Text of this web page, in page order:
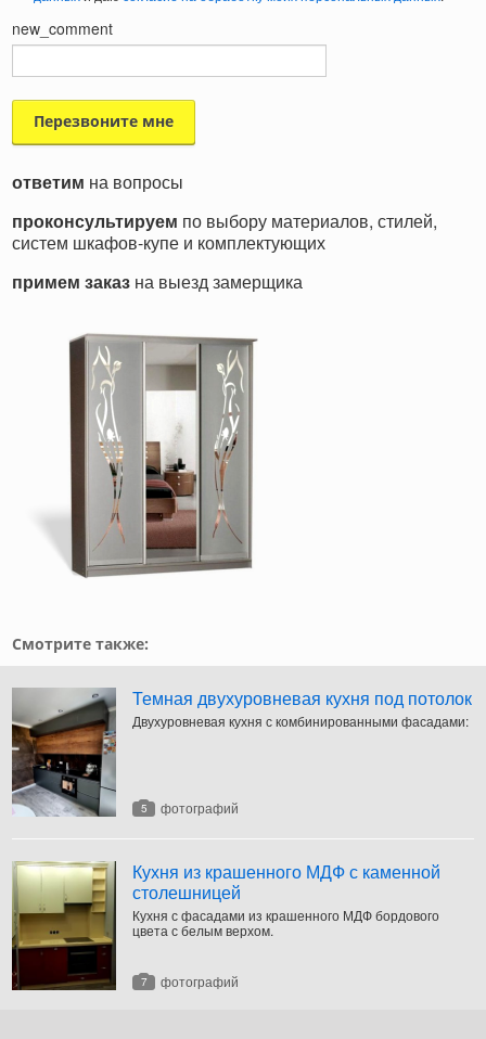
new_comment
ответим на вопросы
проконсультируем по выбору материалов, стилей,
систем шкафов-купе и комплектующих
примем заказ на выезд замерщика
Смотрите также:
Темная двухуровневая кухня под потолок
Двухуровневая кухня с комбинированными фасадами:
5 фотографий
Кухня из крашенного МДФ с каменной
столешницей
Кухня с фасадами из крашенного МДФ бордового
цвета с белым верхом.
7 фотографий